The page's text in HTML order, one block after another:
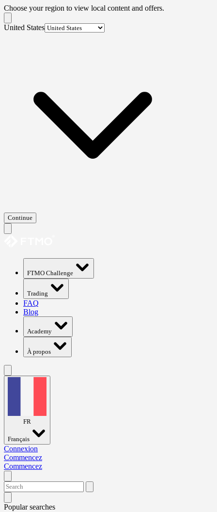
Choose your region to view local content and offers.
United States
Continue
FTMO Challenge
Trading
FAQ
Blog
Academy
À propos
FR
Français
Connexion
Commencez
Commencez
Popular searches